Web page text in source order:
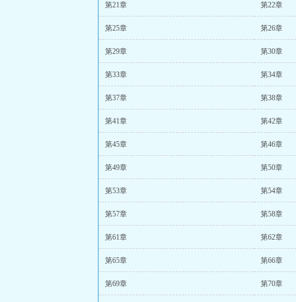
第21章 第22章
第25章 第26章
第29章 第30章
第33章 第34章
第37章 第38章
第41章 第42章
第45章 第46章
第49章 第50章
第53章 第54章
第57章 第58章
第61章 第62章
第65章 第66章
第69章 第70章